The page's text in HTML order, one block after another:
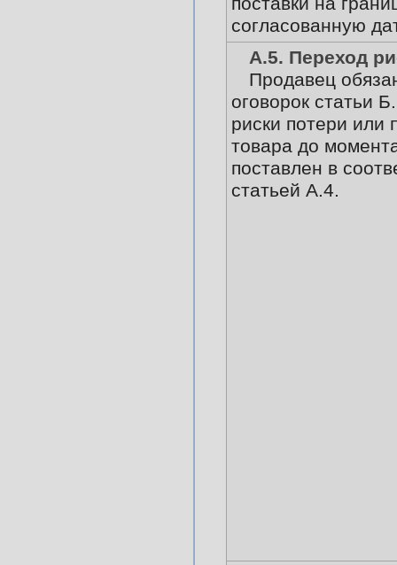
согласованную
А.5. Переход
Продавец
оговорок статьи
риски потери или
товара до
поставлен в
статьей А.4.